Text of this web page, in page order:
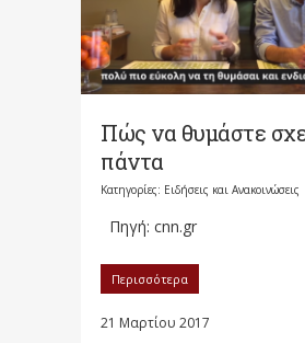
Πώς να θυμάστε
πάντα
Κατηγορίες: Ειδήσεις και Ανακοινώσεις
Πηγή: cnn.gr
Περισσότερα
21 Μαρτίου 2017